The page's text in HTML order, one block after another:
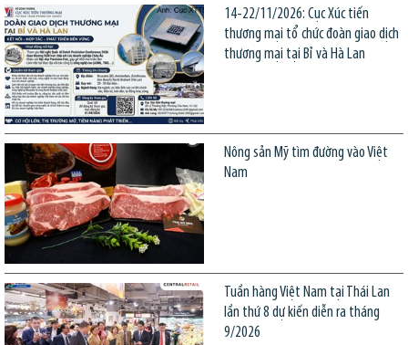
14-22/11/2026: Cục Xúc tiến
thương mại tổ chức đoàn giao dịch
thương mại tại Bỉ và Hà Lan
Nông sản Mỹ tìm đường vào Việt
Nam
Tuần hàng Việt Nam tại Thái Lan
lần thứ 8 dự kiến diễn ra tháng
9/2026